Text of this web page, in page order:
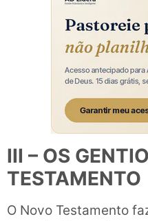
III – OS
TESTAMENTO
O Novo Testamento